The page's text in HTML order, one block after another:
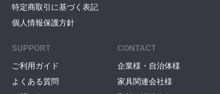
特定商取引に基づく表記
個人情報保護方針
SUPPORT
ご利用ガイド
よくある質問
CONTACT
企業様・自治体様
家具関連会社様